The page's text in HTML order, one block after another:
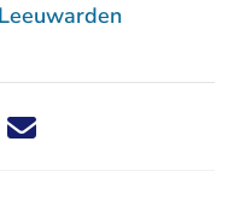
dit nieuwsbericht via X -
dit nieuwsbericht via
Deel dit nieuwsbericht
Deel dit